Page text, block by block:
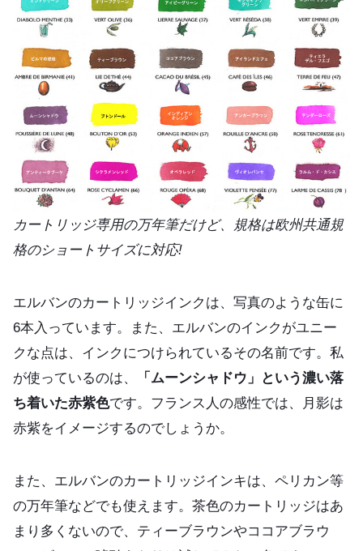
カートリッジ専用の万年筆だけど、規格は欧州共通規
格のショートサイズに対応!
エルバンのカートリッジインクは、写真のような缶に
6本入っています。また、エルバンのインクがユニー
クな点は、インクにつけられているその名前です。私
が使っているのは、
「ムーンシャドウ」という濃い落
ち着いた赤紫色です。フランス人の感性では、月影は
赤紫をイメージするのでしょうか。
また、エルバンのカートリッジインキは、ペリカン等
の万年筆などでも使えます。茶色のカートリッジはあ
まり多くないので、ティーブラウンやココアブラウ